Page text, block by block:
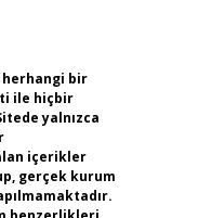
bir
ile hiçbir
yalnızca
içerikler
gerçek kurum